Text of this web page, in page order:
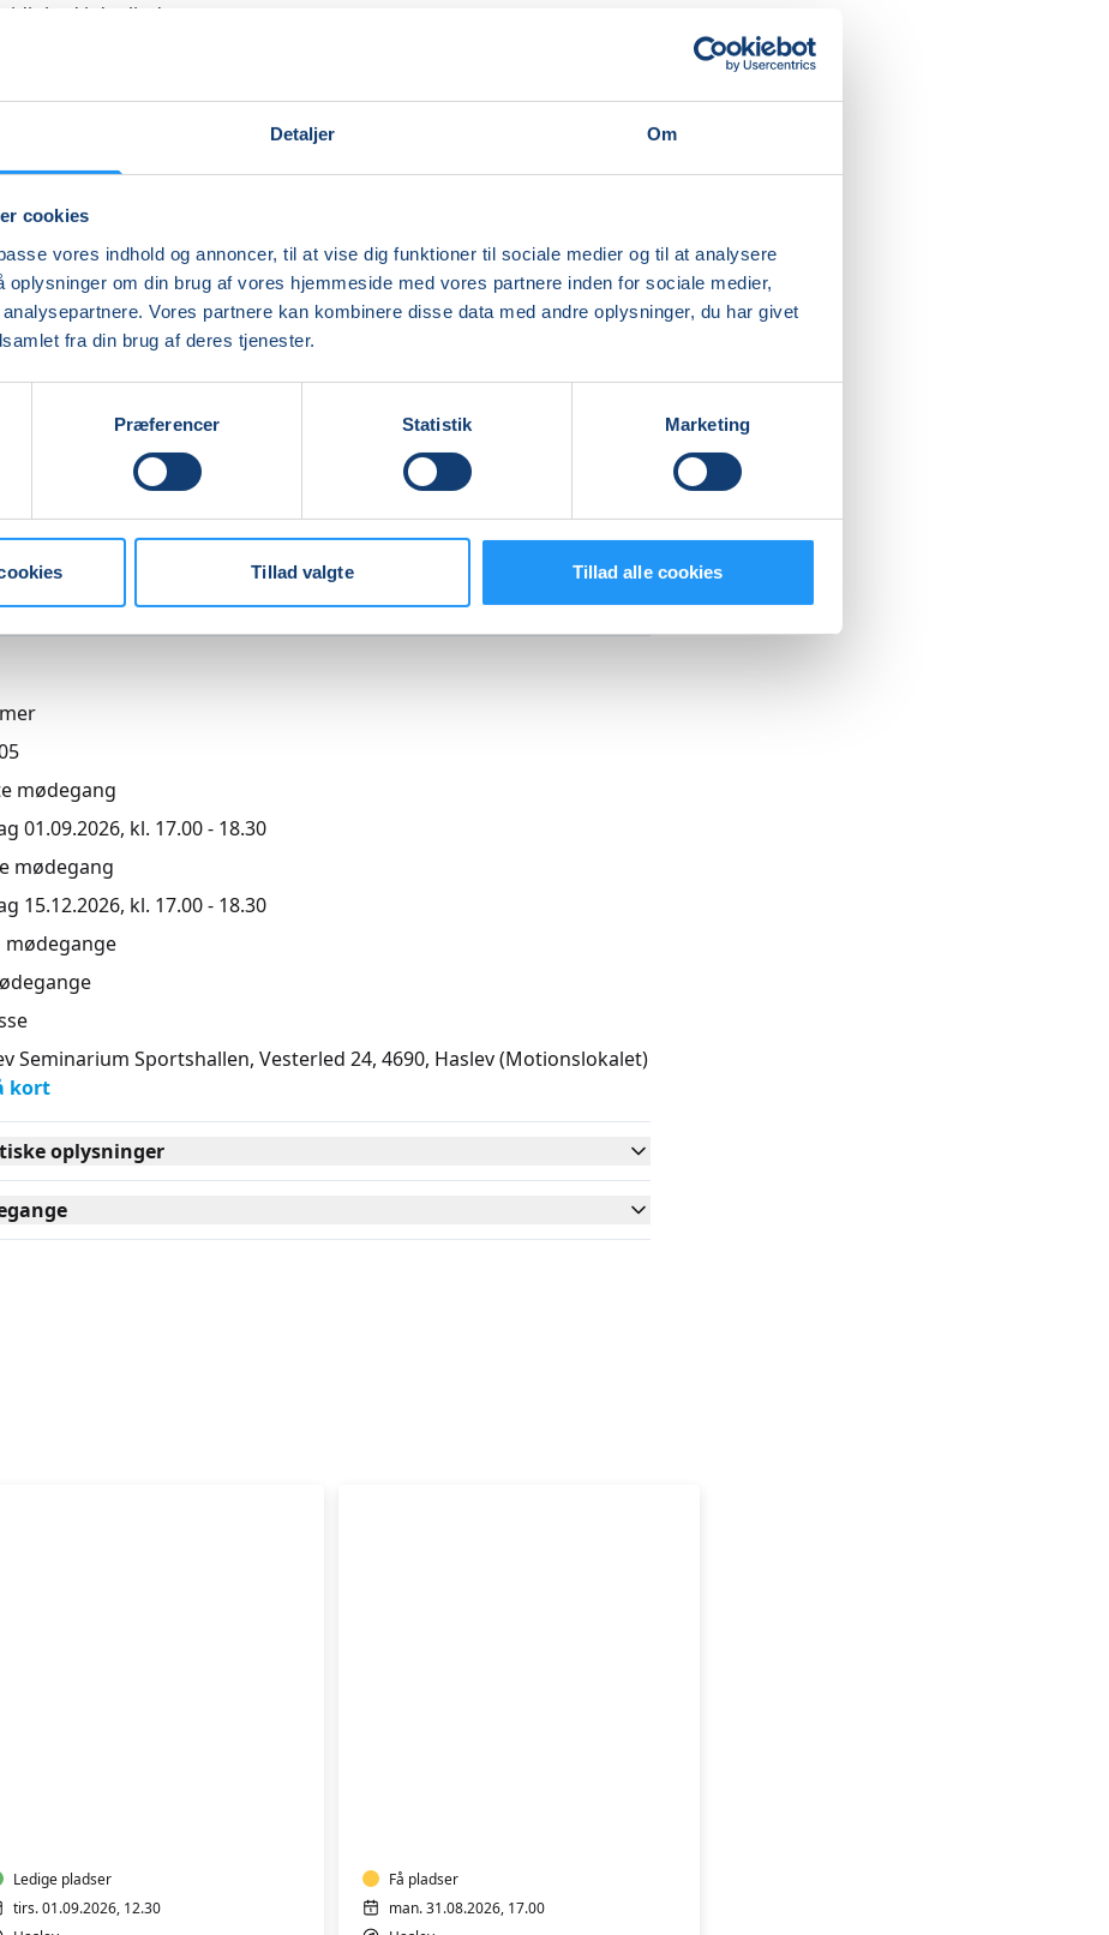
Detaljer Om
cookies
vores indhold og annoncer, til at vise dig funktioner til sociale medier og til at analysere
oplysninger om din brug af vores hjemmeside med vores partnere inden for sociale medier,
Vores partnere kan kombinere disse data med andre oplysninger, du har givet
fra din brug af deres tjenester.
Præferencer Statistik Marketing
Tillad valgte Tillad alle cookies
i dagligdagen.
for herrer.
Indlæser frie pladser...
mødegang
01.09.2026, kl. 17.00 - 18.30
mødegang
15.12.2026, kl. 17.00 - 18.30
mødegange
Seminarium Sportshallen, Vesterled 24, 4690, Haslev(Motionslokalet)
kort
oplysninger
Ledige pladser
tirs. 01.09.2026, 12.30
Få pladser
man. 31.08.2026, 17.00